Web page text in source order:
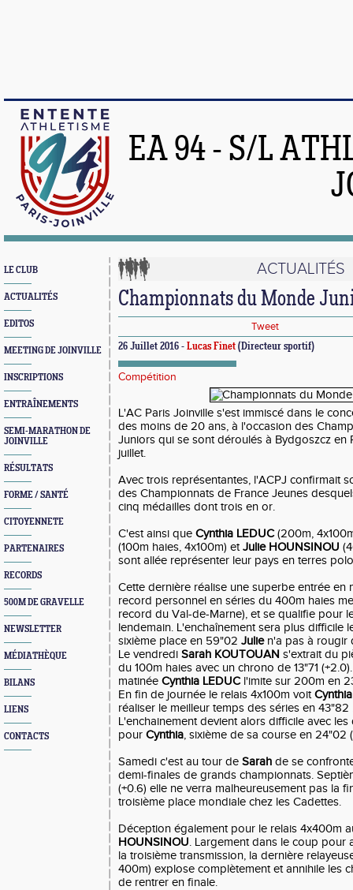
EA 94 - S/L
LE CLUB
ACTUALITÉS
EDITOS
MEETING DE JOINVILLE
INSCRIPTIONS
ENTRAÎNEMENTS
SEMI-MARATHON DE
JOINVILLE
RÉSULTATS
FORME / SANTÉ
CITOYENNETE
PARTENAIRES
RECORDS
500M DE GRAVELLE
NEWSLETTER
MÉDIATHÈQUE
BILANS
LIENS
CONTACTS
ACTUALITÉS
Championnats du Monde
Tweet
26 Juillet 2016 - Lucas Finet (Directeur sportif)
Compétition
L'AC Paris Joinville s'est immiscé dans le
des moins de 20 ans, à l'occasion des
Juniors qui se sont déroulés à Bydgoszcz en
juillet.
Avec trois représentantes, l'ACPJ confirmait
des Championnats de France Jeunes
cinq médailles dont trois en or.
C'est ainsi que Cynthia LEDUC(200m,
(100m haies, 4x100m) etJulie HOUNSINOU
sont allée représenter leur pays en terres
Cette dernière réalise une superbe entrée en
record personnel en séries du 400m haies
record du Val-de-Marne), et se qualifie pour
lendemain. L'enchaînement sera plus difficile
sixième place en 59"02 Julien'a pas à rougir
Le vendredi Sarah KOUTOUAN s'extrait du
du 100m haies avec un chrono de 13"71
matinée Cynthia LEDUCl'imite sur 200m en
En fin de journée le relais 4x100m voitCynthia
réaliser le meilleur temps des séries en 43"82
L'enchainement devient alors difficile avec
pour Cynthia, sixième de sa course en 24"02
Samedi c'est au tour de Sarah de se
demi-finales de grands championnats.
(+0.6) elle ne verra malheureusement pas la
troisième place mondiale chez les Cadettes.
Déception également pour le relais 4x400m
HOUNSINOU. Largement dans le coup pour
la troisième transmission, la dernière
400m) explose complètement et annihile les
de rentrer en finale.